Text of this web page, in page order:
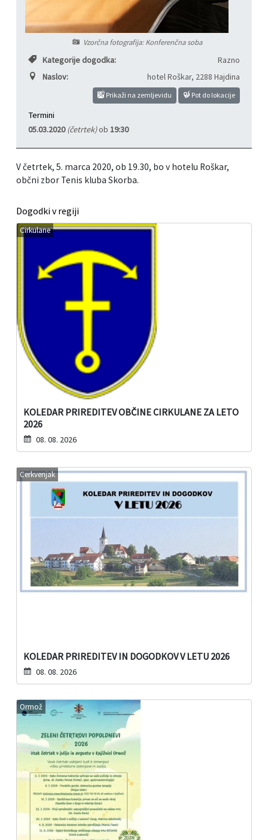
Vzorčna fotografija: Konferenčna soba
Kategorije dogodka:
Razno
Naslov:
hotel Roškar, 2288 Hajdina
Prikaži na zemljevidu Pot do lokacije
Termini
05.03.2020(četrtek)ob 19:30
V četrtek, 5. marca 2020, ob 19.30, bo v hotelu Roškar,
občni zbor Tenis kluba Skorba.
Dogodki v regiji
Cirkulane
KOLEDAR PRIREDITEV OBČINE CIRKULANE ZA LETO
2026
08. 08. 2026
Cerkvenjak
KOLEDAR PRIREDITEV IN DOGODKOV V LETU 2026
08. 08. 2026
Ormož
Informacije javnega značaja
Javni razpisi, natečaji, namere...
Projekti in investicije
Občinski časopis Hajdinčan
Napovedniki SIP TV